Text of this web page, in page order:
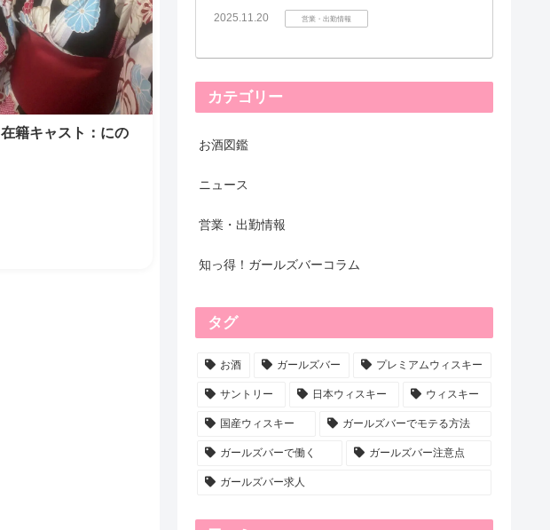
在籍キャスト：にの
2025.11.20 営業・出勤情報
カテゴリー
お酒図鑑
ニュース
営業・出勤情報
知っ得！ガールズバーコラム
タグ
お酒 ガールズバー プレミアムウィスキー
サントリー 日本ウィスキー ウィスキー
国産ウィスキー ガールズバーでモテる方法
ガールズバーで働く ガールズバー注意点
ガールズバー求人